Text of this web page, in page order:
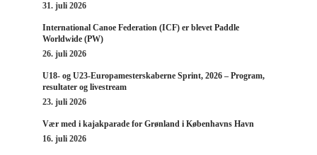
31. juli 2026
International Canoe Federation (ICF) er blevet Paddle
Worldwide (PW)
26. juli 2026
U18- og U23-Europamesterskaberne Sprint, 2026 – Program,
resultater og livestream
23. juli 2026
Vær med i kajakparade for Grønland i Københavns Havn
16. juli 2026